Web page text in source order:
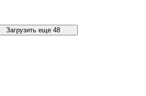
Загрузить еще 48